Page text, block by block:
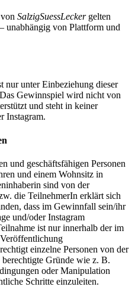
SalzigSuessLeckergelten
unabhängig von Plattform und
nur unter Einbeziehung dieser
Gewinnspiel wird nicht von
und steht in keiner
Instagram.
und geschäftsfähigen Personen
und einem Wohnsitz in
sind von der
die TeilnehmerIn erklärt sich
dass im Gewinnfall sein/ihr
und/oder Instagram
ist nur innerhalb der im
einzelne Personen von der
Gründe wie z. B.
oder Manipulation
Schritte einzuleiten.